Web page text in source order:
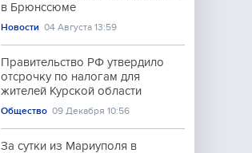
в Брюнссюме
Новости 04 Августа 13:59
Правительство РФ утвердило
отсрочку по налогам для
жителей Курской области
Общество 09 Декабря 10:56
За сутки из Мариуполя в